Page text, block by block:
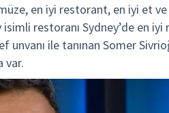
en iyi restorant, en iyi et
restoranı Sydney’de en
unvanı ile tanınan Somer
var.